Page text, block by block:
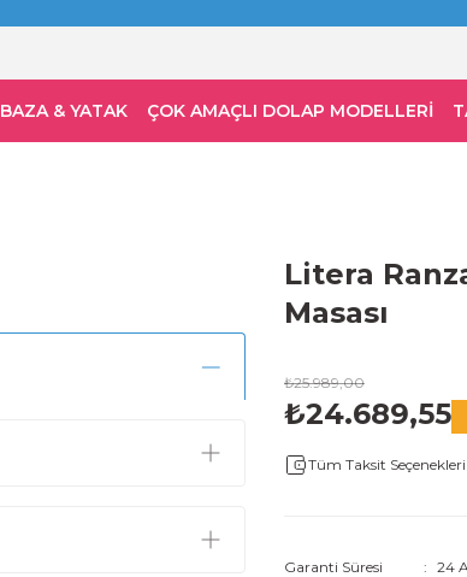
BAZA & YATAK ÇOK AMAÇLI DOLAP MODELLERİ
Litera
Masası
₺25.989,00
₺24.689,55
Tüm Taksit Seçenekleri
Garanti Süresi
24